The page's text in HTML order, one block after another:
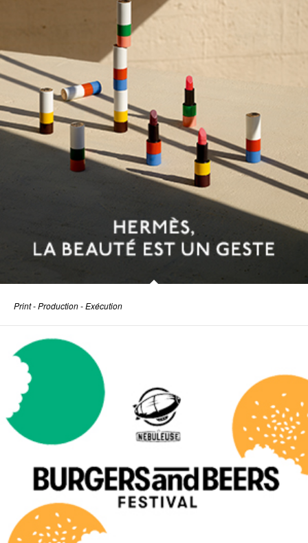
Print - Production - Exécution